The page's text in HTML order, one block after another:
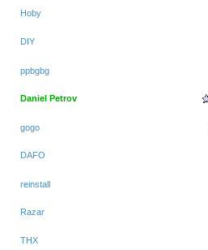
Hoby
DIY
ppbgbg
Daniel Petrov
gogo
DAFO
reinstall
Razar
THX